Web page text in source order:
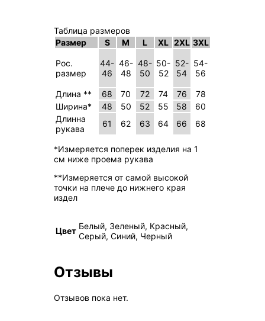
Таблица размеров
Размер
S M L XL 2XL 3XL
Рос.
размер
44-
46
46-
48
48-
50
50-
52
52-
54
54-
56
Длина ** 68 70 72 74 76
78
Ширина*
48 50 52 55 58
60
Длинна
рукава
61 62 63 64 66 68
*Измеряется поперек изделия на 1
см ниже проема рукава
**Измеряется от самой высокой
точки на плече до нижнего края
издел
Цвет Белый, Зеленый, Красный,
Серый, Синий, Черный
Отзывы
Отзывов пока нет.